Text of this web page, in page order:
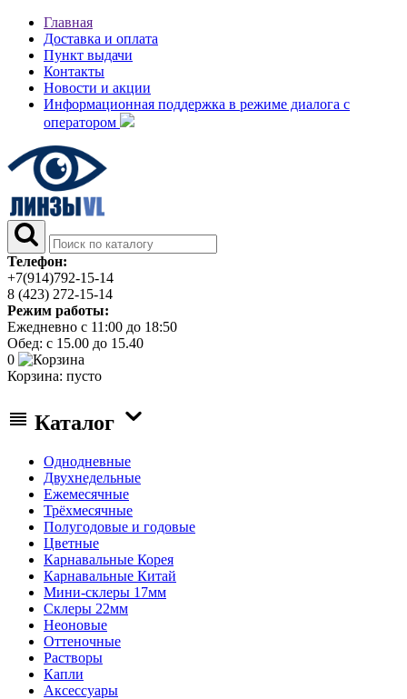
Главная
Доставка и оплата
Пункт выдачи
Контакты
Новости и акции
Информационная поддержка в режиме диалога с
оператором
Телефон:
+7(914)792-15-14
8 (423) 272-15-14
Режим работы:
Ежедневно с 11:00 до 18:50
Обед: с 15.00 до 15.40
0
Корзина: пусто
Каталог
Однодневные
Двухнедельные
Ежемесячные
Трёхмесячные
Полугодовые и годовые
Цветные
Карнавальные Корея
Карнавальные Китай
Мини-склеры 17мм
Склеры 22мм
Неоновые
Оттеночные
Растворы
Капли
Аксессуары